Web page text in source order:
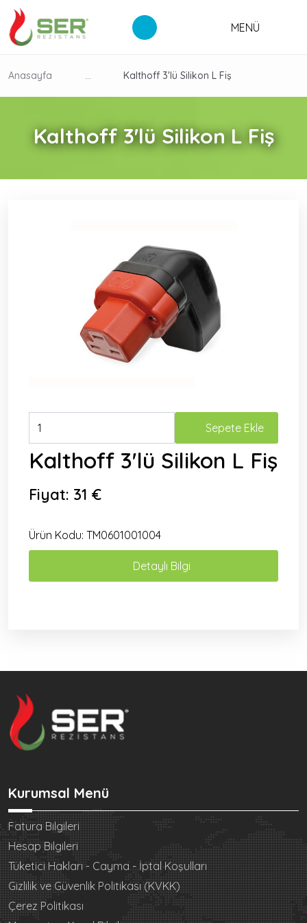
MENÜ
Kalthoff 3'lü Silikon L Fiş
Anasayfa ... Kalthoff 3'lü Silikon L Fiş
Sepete Ekle
Kalthoff 3'lü Silikon L Fiş
Fiyat: 31 €
Ürün Kodu: TM0601001004
Detaylı Bilgi
Kurumsal Menü
Fatura Bilgileri
Hesap Bilgileri
Tüketici Hakları - Cayma - İptal Koşulları
Gizlilik ve Güvenlik Politikası (KVKK)
Çerez Politikası